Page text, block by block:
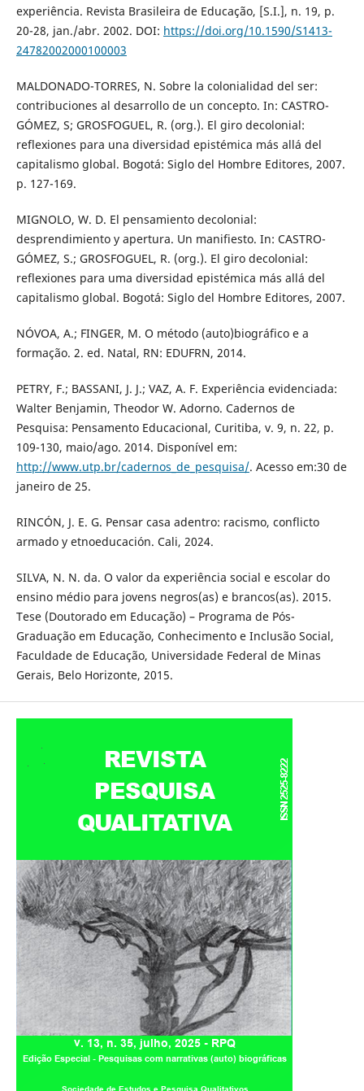
experiência. Revista Brasileira de Educação, [S.I.], n. 19, p.
20-28, jan./abr. 2002. DOI: https://doi.org/10.1590/S1413-
24782002000100003
MALDONADO-TORRES, N. Sobre la colonialidad del ser:
contribuciones al desarrollo de un concepto. In: CASTRO-
GÓMEZ, S; GROSFOGUEL, R. (org.). El giro decolonial:
reflexiones para una diversidad epistémica más allá del
capitalismo global. Bogotá: Siglo del Hombre Editores, 2007.
p. 127-169.
MIGNOLO, W. D. El pensamiento decolonial:
desprendimiento y apertura. Un manifiesto. In: CASTRO-
GÓMEZ, S.; GROSFOGUEL, R. (org.). El giro decolonial:
reflexiones para uma diversidad epistémica más allá del
capitalismo global. Bogotá: Siglo del Hombre Editores, 2007.
NÓVOA, A.; FINGER, M. O método (auto)biográfico e a
formação. 2. ed. Natal, RN: EDUFRN, 2014.
PETRY, F.; BASSANI, J. J.; VAZ, A. F. Experiência evidenciada:
Walter Benjamin, Theodor W. Adorno. Cadernos de
Pesquisa: Pensamento Educacional, Curitiba, v. 9, n. 22, p.
109-130, maio/ago. 2014. Disponível em:
http://www.utp.br/cadernos_de_pesquisa/. Acesso em:30 de
janeiro de 25.
RINCÓN, J. E. G. Pensar casa adentro: racismo, conflicto
armado y etnoeducación. Cali, 2024.
SILVA, N. N. da. O valor da experiência social e escolar do
ensino médio para jovens negros(as) e brancos(as). 2015.
Tese (Doutorado em Educação) – Programa de Pós-
Graduação em Educação, Conhecimento e Inclusão Social,
Faculdade de Educação, Universidade Federal de Minas
Gerais, Belo Horizonte, 2015.